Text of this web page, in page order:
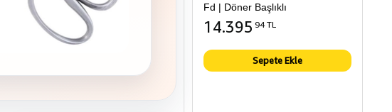
Fd | Döner Başlıklı
14.395 94 TL
Sepete Ekle